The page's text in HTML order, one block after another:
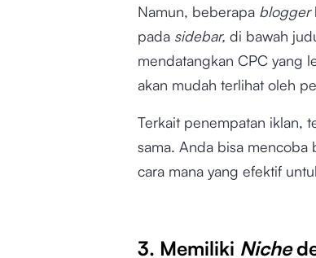
Namun, beberapa blogger
pada sidebar, di bawah
mendatangkan CPC yang
akan mudah terlihat oleh
Terkait penempatan iklan,
sama. Anda bisa
cara mana yang efektif
3. Memiliki Niche